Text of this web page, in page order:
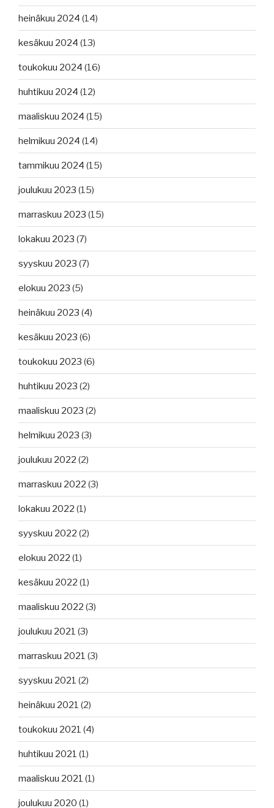
heinäkuu 2024 (14)
kesäkuu 2024 (13)
toukokuu 2024 (16)
huhtikuu 2024 (12)
maaliskuu 2024 (15)
helmikuu 2024 (14)
tammikuu 2024 (15)
joulukuu 2023 (15)
marraskuu 2023 (15)
lokakuu 2023 (7)
syyskuu 2023 (7)
elokuu 2023 (5)
heinäkuu 2023 (4)
kesäkuu 2023 (6)
toukokuu 2023 (6)
huhtikuu 2023 (2)
maaliskuu 2023 (2)
helmikuu 2023 (3)
joulukuu 2022 (2)
marraskuu 2022 (3)
lokakuu 2022 (1)
syyskuu 2022 (2)
elokuu 2022 (1)
kesäkuu 2022 (1)
maaliskuu 2022 (3)
joulukuu 2021 (3)
marraskuu 2021 (3)
syyskuu 2021 (2)
heinäkuu 2021 (2)
toukokuu 2021 (4)
huhtikuu 2021 (1)
maaliskuu 2021 (1)
joulukuu 2020 (1)